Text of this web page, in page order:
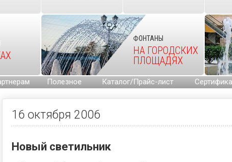
ФОНТАНЫ
НА ГОРОДСКИХ
ПЛОЩАДЯХ
Полезное Каталог/Прайс-лист
16 октября 2006
Новый светильник